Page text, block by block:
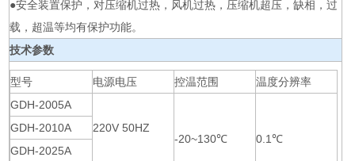
●安全装置保护，对压缩机过热，风机过热，压缩机超压，缺相，过
载，超温等均有保护功能。
技术参数
型号 电源电压 控温范围
温度分辨率
GDH-2005A
220V 50HZ
-20~130℃
0.1℃
GDH-2010A
GDH-2025A